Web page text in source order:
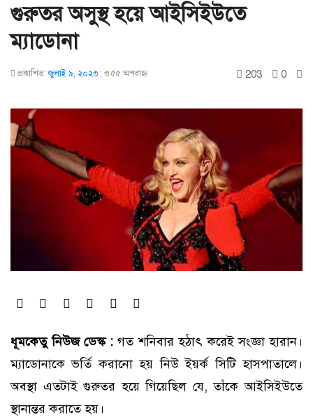
গুরুতর অসুস্থ হয়ে আইসিইউতে
ম্যাডোনা
প্রকাশিত:জুলাই ৯, ২০২৩ ; ৩:৫৫ অপরাহ্ণ 203 0
ধূমকেতু নিউজ ডেস্ক :গত শনিবার হঠাৎ করেই সংজ্ঞা হারান।
ম্যাডোনাকে ভর্তি করানো হয় নিউ ইয়র্ক সিটি হাসপাতালে।
অবস্থা এতটাই গুরুতর হয়ে গিয়েছিল যে, তাঁকে আইসিইউতে
স্থানান্তর করাতে হয়।